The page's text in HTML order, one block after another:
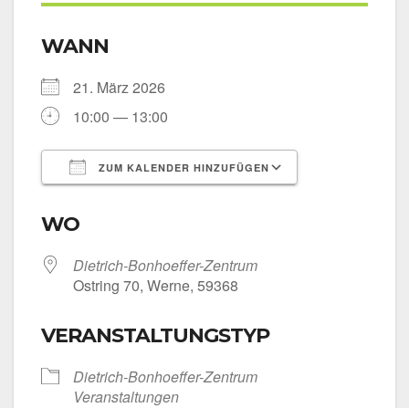
WANN
21. März 2026
10:00 — 13:00
ZUM KALENDER HINZUFÜGEN
WO
Dietrich-Bonhoeffer-Zentrum
Ost­ring 70, Wer­ne, 59368
VERANSTALTUNGSTYP
Dietrich-Bonhoeffer-Zentrum
Ver­an­stal­tun­gen